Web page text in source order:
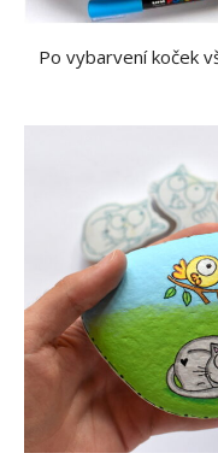
Po vybarvení koček